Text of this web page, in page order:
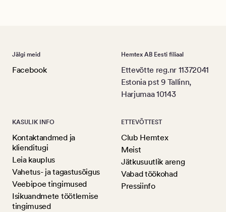
Jälgi meid
Facebook
Hemtex AB Eesti filiaal
Ettevõtte reg.nr 11372041
Estonia pst 9 Tallinn,
Harjumaa 10143
KASULIK INFO
Kontaktandmed ja
klienditugi
Leia kauplus
Vahetus- ja tagastusõigus
Veebipoe tingimused
Isikuandmete töötlemise
tingimused
ETTEVÕTTEST
Club Hemtex
Meist
Jätkusuutlik areng
Vabad töökohad
Pressiinfo